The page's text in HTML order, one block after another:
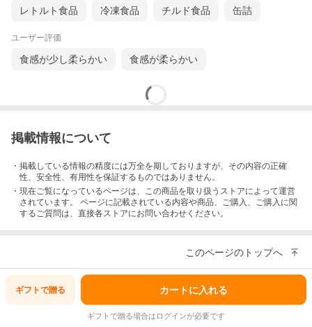
レトルト食品 冷凍食品 チルド食品 缶詰
ユーザー評価
食感が少し柔らかい 食感が柔らかい
掲載情報について
・掲載している情報の精度には万全を期しておりますが、その内容の正確
性、安全性、有用性を保証するものではありません。
・現在ご覧になっているページは、この商品を取り扱うストアによって運営
されています。 ページに記載されている内容や商品、ご購入 、ご購入に関
するご質問は、直接各ストアにお問い合わせください。
このページのトップへ
ギフトで贈る カートに入れる
ギフトで贈る場合はログインが必要です